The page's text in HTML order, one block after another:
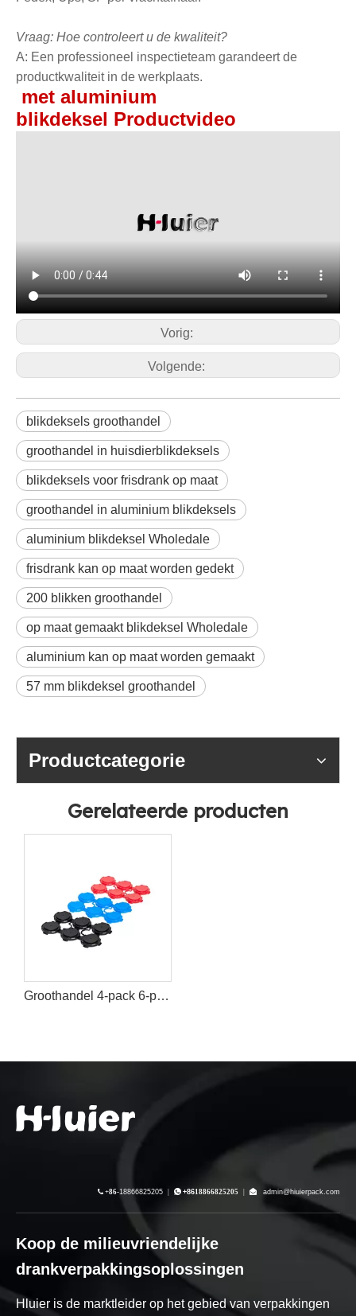
Vraag: Hoe controleert u de kwaliteit?
A: Een professioneel inspectieteam garandeert de
productkwaliteit in de werkplaats.
met aluminium
blikdeksel Productvideo
Vorig:
Volgende:
blikdeksels groothandel
groothandel in huisdierblikdeksels
blikdeksels voor frisdrank op maat
groothandel in aluminium blikdeksels
aluminium blikdeksel Wholedale
frisdrank kan op maat worden gedekt
200 blikken groothandel
op maat gemaakt blikdeksel Wholedale
aluminium kan op maat worden gemaakt
57 mm blikdeksel groothandel
Productcategorie
Gerelateerde producten
Groothandel 4-pack 6-pack plastic bierblikjeshouder drager
 +86-18866825205  +8618866825205  admin@hiuierpack.com
Koop de milieuvriendelijke
drankverpakkingsoplossingen
Hluier is de marktleider op het gebied van verpakkingen